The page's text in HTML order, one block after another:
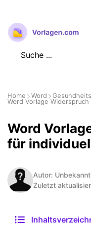
Zum
Inhalt
springen
Home Word
Word Vorlage
Word
für
Autor:
Zuletzt